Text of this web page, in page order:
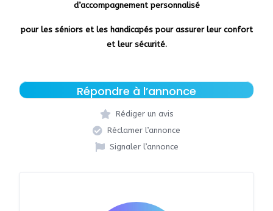
d’accompagnement personnalisé
pour les séniors et les handicapés pour assurer leur confort
et leur sécurité.
Répondre à l’annonce
Rédiger un avis
Réclamer l’annonce
Signaler l’annonce